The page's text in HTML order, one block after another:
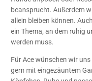
beansprucht. Außerdem
allein bleiben können.
ein Thema, an dem ruhig
werden muss.
Für Ace wünschen wir
gern mit eingezäuntem